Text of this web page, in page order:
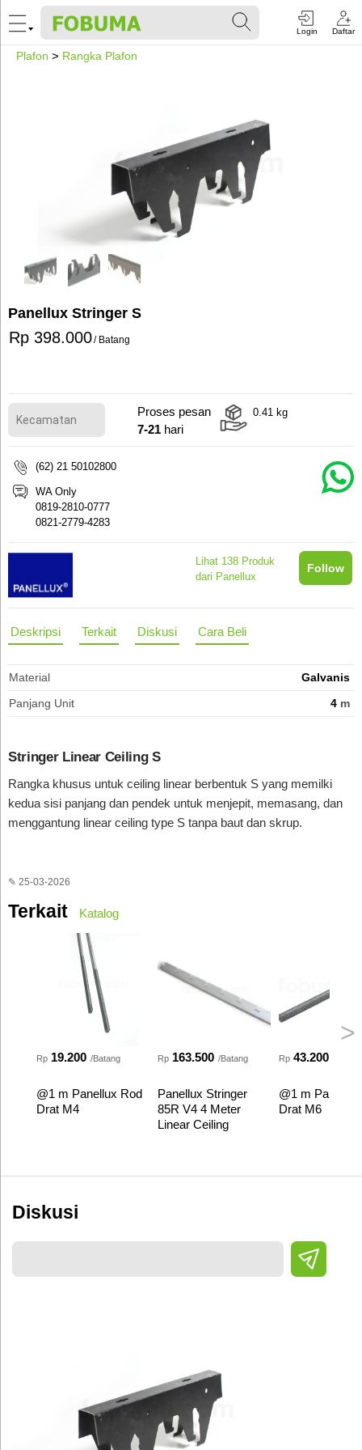
Login Daftar
Plafon > Rangka Plafon
Panellux Stringer S
Rp 398.000/ Batang
Proses pesan
7-21 hari
0.41 kg
(62) 21 50102800
WA Only
0819-2810-0777
0821-2779-4283
Lihat 138 Produk
dari Panellux
Follow
Deskripsi Terkait Diskusi Cara Beli
Material
Galvanis
Panjang Unit
4 m
Stringer Linear Ceiling S
Rangka khusus untuk ceiling linear berbentuk S yang memilki
kedua sisi panjang dan pendek untuk menjepit, memasang, dan
menggantung linear ceiling type S tanpa baut dan skrup.
✎ 25-03-2026
Terkait Katalog
>
Rp 19.200 /Batang
@1 m Panellux Rod
Drat M4
Rp 163.500 /Batang
Panellux Stringer
85R V4 4 Meter
Linear Ceiling
Rp 43.200
@1 m
Drat M6
Diskusi